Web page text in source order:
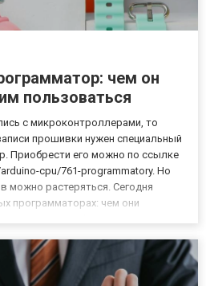
чем он
пользоваться
с микроконтроллерами, то
прошивки нужен специальный
Приобрести его можно по ссылке
cpu/761-programmatory. Но
можно растеряться. Сегодня
программаторах: чем они